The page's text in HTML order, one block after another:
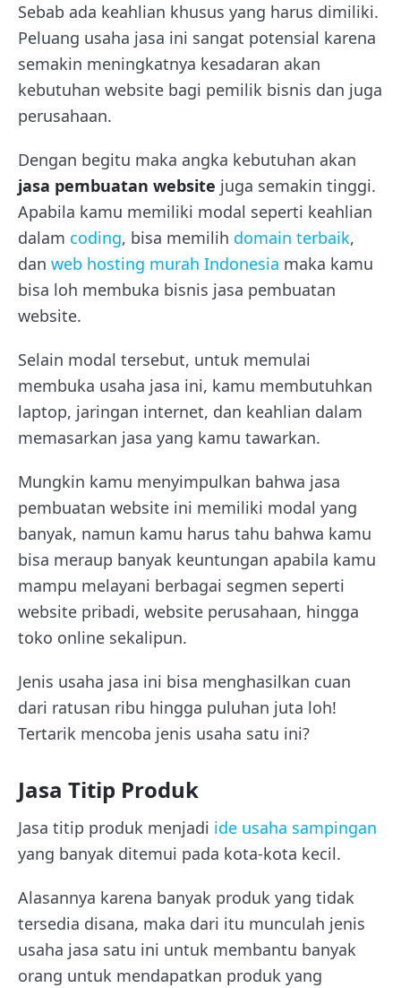
Sebab ada keahlian khusus yang harus dimiliki.
Peluang usaha jasa ini sangat potensial karena
semakin meningkatnya kesadaran akan
kebutuhan website bagi pemilik bisnis dan juga
perusahaan.
Dengan begitu maka angka kebutuhan akan
jasa pembuatan website juga semakin tinggi.
Apabila kamu memiliki modal seperti keahlian
dalam coding, bisa memilih domain terbaik,
dan web hosting murah Indonesia maka kamu
bisa loh membuka bisnis jasa pembuatan
website.
Selain modal tersebut, untuk memulai
membuka usaha jasa ini, kamu membutuhkan
laptop, jaringan internet, dan keahlian dalam
memasarkan jasa yang kamu tawarkan.
Mungkin kamu menyimpulkan bahwa jasa
pembuatan website ini memiliki modal yang
banyak, namun kamu harus tahu bahwa kamu
bisa meraup banyak keuntungan apabila kamu
mampu melayani berbagai segmen seperti
website pribadi, website perusahaan, hingga
toko online sekalipun.
Jenis usaha jasa ini bisa menghasilkan cuan
dari ratusan ribu hingga puluhan juta loh!
Tertarik mencoba jenis usaha satu ini?
Jasa Titip Produk
Jasa titip produk menjadi ide usaha sampingan
yang banyak ditemui pada kota-kota kecil.
Alasannya karena banyak produk yang tidak
tersedia disana, maka dari itu munculah jenis
usaha jasa satu ini untuk membantu banyak
orang untuk mendapatkan produk yang